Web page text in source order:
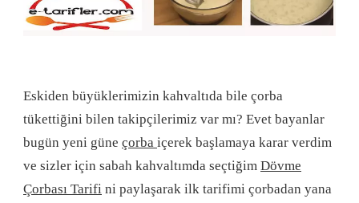
Eskiden büyüklerimizin kahvaltıda bile çorba
tükettiğini bilen takipçilerimiz var mı? Evet bayanlar
bugün yeni güne çorba içerek başlamaya karar verdim
ve sizler için sabah kahvaltımda seçtiğim Dövme
Çorbası Tarifi ni paylaşarak ilk tarifimi çorbadan yana